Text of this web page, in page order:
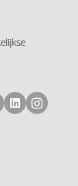
bluesky
op
ons op
Volg ons
Volg
mastodon